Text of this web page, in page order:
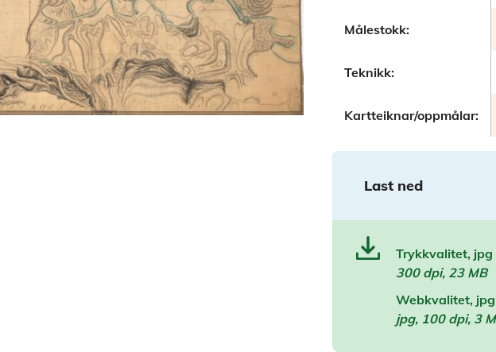
Målestokk:
Teknikk:
Kartteiknar/oppmålar:
Last ned
Trykkvalitet, jpg
300 dpi, 23 MB
Webkvalitet, jpg
jpg, 100 dpi, 3